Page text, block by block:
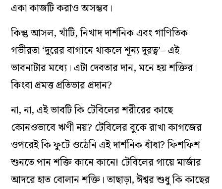
একা কাজটি করাও অসম্ভব।
কিন্তু আসল, খাঁটি, নিখাদ দার্শনিক এবং গাণিতিক
গভীরতা ‘দূরের বাগানে থাকলে শূন্য দূরত্ব’– এই
ভাবনাটার মধ্যে। এটা দেবতার দান, মনে হয় শক্তির।
কিংবা প্রমত্ত প্রতিভার প্রদান?
না, না, এই ভাবটি কি টেবিলের শরীরের কাছে
কোনওভাবে ঋণী নয়? টেবিলের বুকে রাখা কাগজের
ওপরেই কি ফুটে ওঠেনি এই দার্শনিক ধাঁধা? ফিশফিশ
শুনতে পান শক্তি কানে কানে! টেবিলের গায়ে মার্জার
আদরে হাত বোলান শক্তি। তাছাড়া, ঈশ্বর শুধু কি কাছের